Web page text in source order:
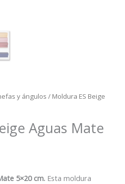
y ángulos / Moldura ES Beige
Aguas Mate
5×20 cm. Esta moldura